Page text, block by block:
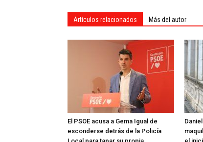
Artículos relacionados Más del autor
El PSOE acusa a Gema Igual de
esconderse detrás de la Policía